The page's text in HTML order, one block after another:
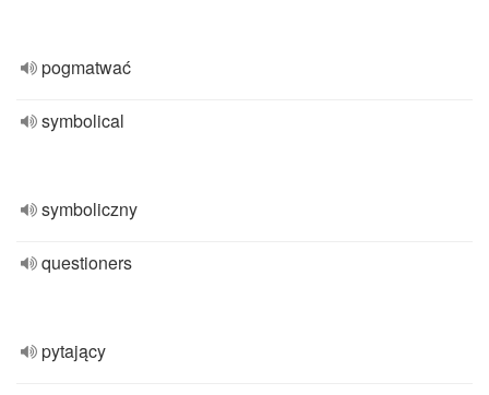
pogmatwać
symbolical
symboliczny
questioners
pytający